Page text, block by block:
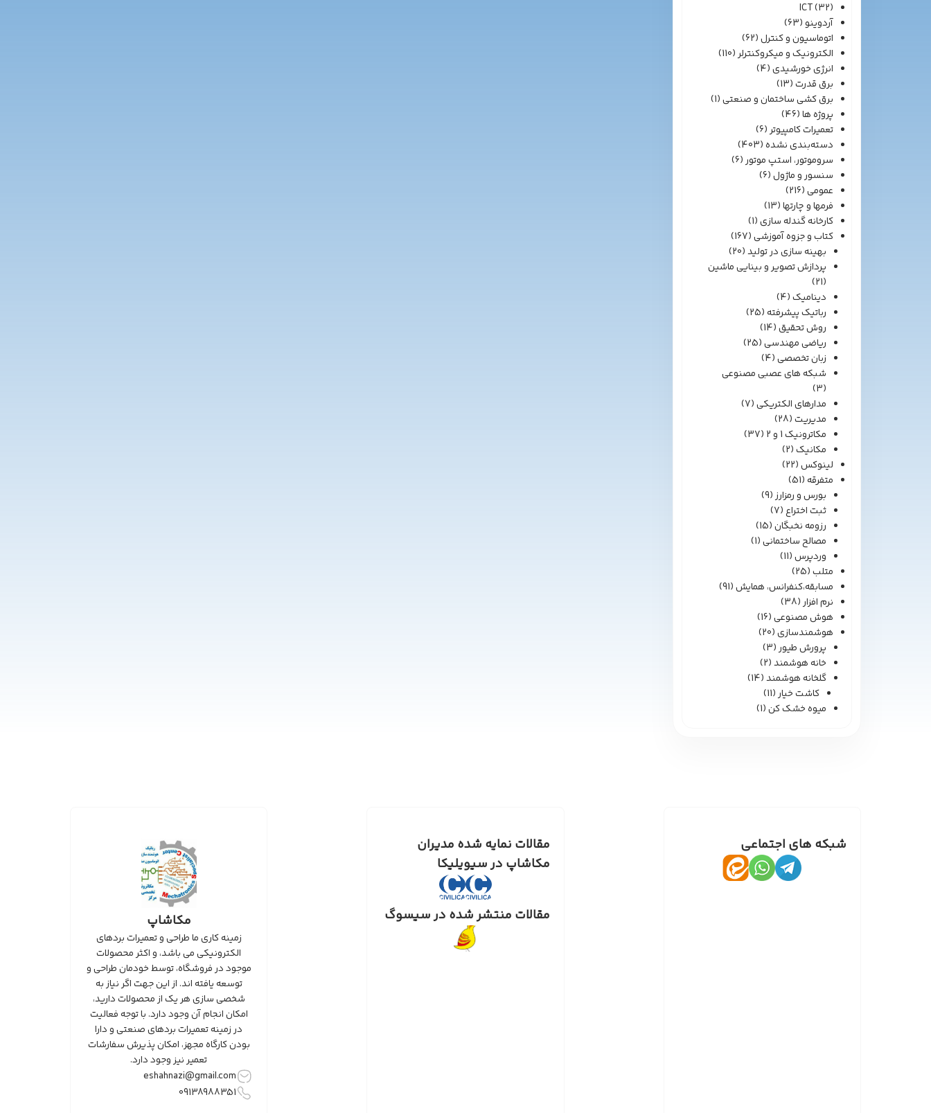
ICT(32)
آردوینو(63)
اتوماسیون و کنترل(62)
الکترونیک و میکروکنترلر(110)
انرژی خورشیدی(4)
برق قدرت(13)
برق کشی ساختمان و صنعتی(1)
پروژه ها(46)
تعمیرات کامپیوتر(6)
دسته‌بندی نشده(403)
سروموتور، استپ موتور(6)
سنسور و ماژول(6)
عمومی(216)
فرمها و چارتها(13)
کارخانه گندله سازی(1)
کتاب و جزوه آموزشی(167)
بهینه سازی در تولید(20)
پردازش تصویر و بینایی ماشین
(21)
دینامیک(4)
رباتیک پیشرفته(25)
روش تحقیق(14)
ریاضی مهندسی(25)
زبان تخصصی(4)
شبکه های عصبی مصنوعی
(3)
مدارهای الکتریکی(7)
مدیریت(28)
مکاترونیک 1 و 2
(37)
مکانیک(2)
لینوکس(22)
متفرقه(51)
بورس و رمزارز(9)
ثبت اختراع(7)
رزومه نخبگان(15)
مصالح ساختمانی(1)
وردپرس(11)
متلب(25)
مسابقه،کنفرانس، همایش(91)
نرم افزار(38)
هوش مصنوعی(16)
هوشمندسازی(20)
پرورش طیور(3)
خانه هوشمند(2)
گلخانه هوشمند(14)
کاشت خیار(11)
میوه خشک کن(1)
شبکه های اجتماعی
مقالات نمایه شده مدیران
مکاشاپ در سیویلیکا
مقالات منتشر شده در سیسوگ مکاشاپ
زمینه کاری ما طراحی و تعمیرات بردهای
الکترونیکی می باشد، و اکثر محصولات
موجود در فروشگاه، توسط خودمان طراحی و
توسعه یافته اند. از این جهت اگر نیاز به
شخصی سازی هر یک از محصولات دارید،
امکان انجام آن وجود دارد. با توجه فعالیت
در زمینه تعمیرات بردهای صنعتی و دارا
بودن کارگاه مجهز، امکان پذیرش سفارشات
تعمیر نیز وجود دارد.
eshahnazi@gmail.com
09138988351